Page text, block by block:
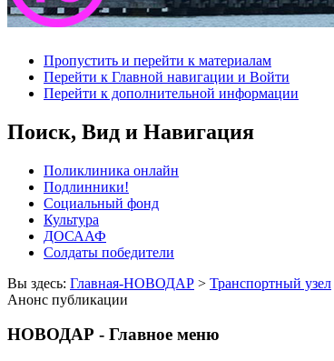
Пропустить и перейти к материалам
Перейти к Главной навигации и Войти
Перейти к дополнительной информации
Поиск, Вид и Навигация
Поликлиника онлайн
Подлинники!
Социальный фонд
Культура
ДОСААФ
Солдаты победители
Вы здесь: Главная-НОВОДАР > Транспортный узел
Анонс публикации
НОВОДАР - Главное меню